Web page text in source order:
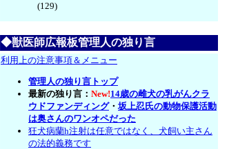
(129)
◆獣医師広報板管理人の独り言
利用上の注意事項＆メニュー
管理人の独り言トップ
最新の独り言： New!14歳の雌犬の乳がんクラ
ウドファンディング・坂上忍氏の動物保護活動
は奥さんのワンオペだった
狂犬病蘭h注射は任意ではなく、犬飼い主さん
の法的義務です